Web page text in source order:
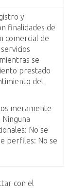
y
finalidades de
comercial de
se
prestado
del
meramente
No se
perfiles: No se
con el